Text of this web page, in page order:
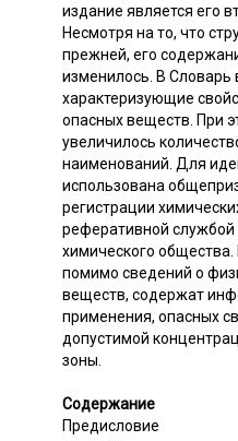
издание является его
Несмотря на то, что
прежней, его
изменилось. В Словарь
характеризующие
опасных веществ. При
увеличилось
наименований. Для
использована
регистрации
реферативной службой
химического
помимо сведений о
веществ, содержат
применения, опасных
допустимой
зоны.
Содержание
Предисловие